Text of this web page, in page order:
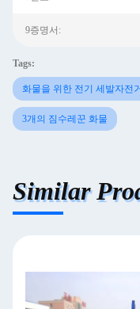
9증명서:
Tags:
화물을 위한 전기 세발자전
3개의 짐수레꾼 화물
Similar